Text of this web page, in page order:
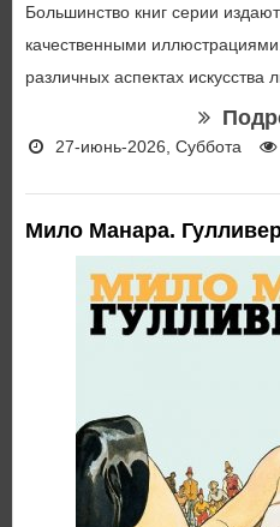
Большинство книг серии
качественными
различных аспектах
27-июнь-2026, Суббота
Мило Манара.